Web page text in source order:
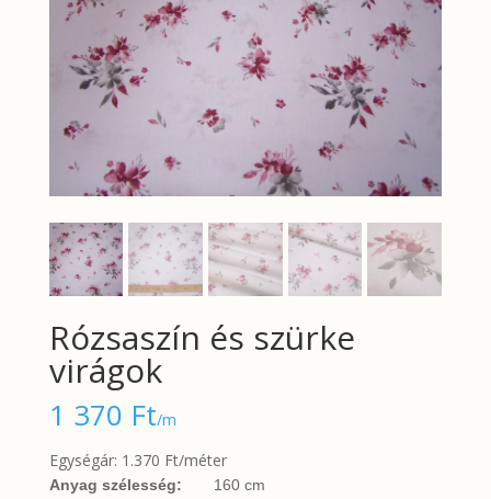
Rózsaszín és szürke
virágok
1 370 Ft/m
Egységár: 1.370 Ft/méter
Anyag szélesség:
160 cm